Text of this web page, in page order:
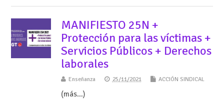
MANIFIESTO 25N +
Protección para las víctimas +
Servicios Públicos + Derechos
laborales
Enseñanza 25/11/2021 ACCIÓN SINDICAL
(más…)